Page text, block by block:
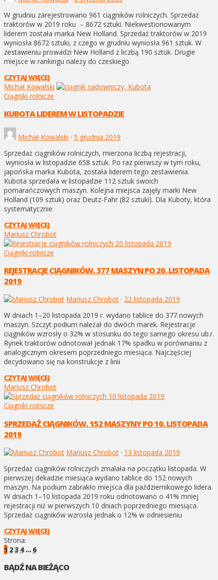
W grudniu zarejestrowano 961 ciągników rolniczych. Sprzedaż
traktorów w 2019 roku – 8672 sztuki. Niekwestionowanym
liderem została marka New Holland. Sprzedaż traktorów w 2019
wyniosła 8672 sztuki, z czego w grudniu wyniosła 961 sztuk. W
zestawieniu prowadzi New Holland z liczbą 190 sztuk. Drugie
miejsce w rankingu należy do czeskiego
CZYTAJ WIĘCEJ
Michał Kowalski
Ciągniki rolnicze
KUBOTA LIDEREM W LISTOPADZIE
Michał Kowalski · 5 grudnia 2019
Sprzedaż ciągników rolniczych, mierzona liczbą rejestracji,
wyniosła w listopadzie 658 sztuk. Po raz pierwszy w tym roku,
japońska marka Kubota, została liderem tego zestawienia.
Kubota sprzedała w listopadzie 112 sztuk swoich
pomarańczowych maszyn. Kolejna miejsca zajęły marki New
Holland (109 sztuk) oraz Deutz-Fahr (82 sztuki). Dla Kuboty, która
systematycznie
CZYTAJ WIĘCEJ
Mariusz Chrobot
Ciągniki rolnicze
REJESTRACJE CIĄGNIKÓW. 377 MASZYN PO 20. LISTOPADA
2019
Mariusz Chrobot · 22 listopada 2019
W dniach 1–20 listopada 2019 r. wydano tablice do 377 nowych
maszyn. Szczyt podium należał do dwóch marek. Rejestracje
ciągników wzrosły o 32% w stosunku do tego samego okresu ub.r.
Rynek traktorów odnotował jednak 17% spadku w porównaniu z
analogicznym okresem poprzedniego miesiąca. Najczęściej
decydowano się na konstrukcje z linii
CZYTAJ WIĘCEJ
Mariusz Chrobot
Ciągniki rolnicze
SPRZEDAŻ CIĄGNIKÓW. 152 MASZYNY PO 10. LISTOPADA
2019
Mariusz Chrobot · 13 listopada 2019
Sprzedaż ciągników rolniczych zmalała na początku listopada. W
pierwszej dekadzie miesiąca wydano tablice do 152 nowych
maszyn. Na podium zabrakło miejsca dla październikowego lidera.
W dniach 1–10 listopada 2019 roku odnotowano o 41% mniej
rejestracji niż w pierwszych 10 dniach poprzedniego miesiąca.
Sprzedaż ciągników wzrosła jednak o 12% w odniesieniu
CZYTAJ WIĘCEJ
Strona:
1 2 3 4 … 6
BĄDŹ NA BIEŻĄCO